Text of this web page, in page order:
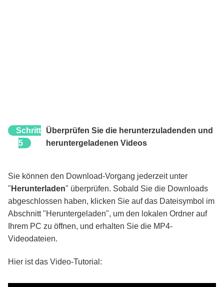
Schritt
5
Überprüfen Sie die herunterzuladenden und
heruntergeladenen Videos
Sie können den Download-Vorgang jederzeit unter
" Herunterladen" überprüfen. Sobald Sie die Downloads
abgeschlossen haben, klicken Sie auf das Dateisymbol im
Abschnitt "Heruntergeladen", um den lokalen Ordner auf
Ihrem PC zu öffnen, und erhalten Sie die MP4-
Videodateien.
Hier ist das Video-Tutorial: